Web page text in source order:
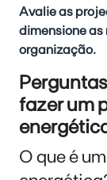
Avalie as
dimensione as
organização.
fazer um
O que é